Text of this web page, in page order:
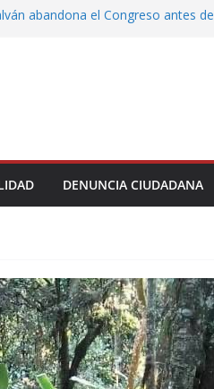
abandona el Congreso antes de
DENUNCIA CIUDADANA